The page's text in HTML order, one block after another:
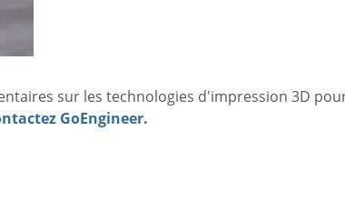
sur les technologies d'impression 3D
GoEngineer.